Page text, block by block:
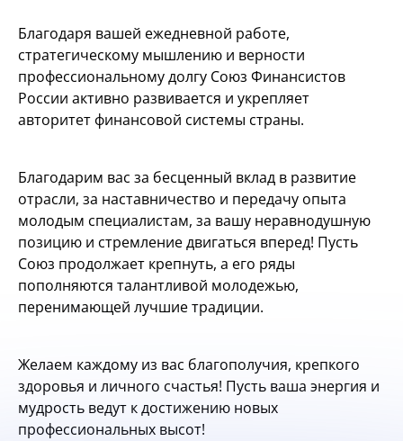
Благодаря вашей ежедневной работе,
стратегическому мышлению и верности
профессиональному долгу Союз Финансистов
России активно развивается и укрепляет
авторитет финансовой системы страны.
Благодарим вас за бесценный вклад в развитие
отрасли, за наставничество и передачу опыта
молодым специалистам, за вашу неравнодушную
позицию и стремление двигаться вперед! Пусть
Союз продолжает крепнуть, а его ряды
пополняются талантливой молодежью,
перенимающей лучшие традиции.
Желаем каждому из вас благополучия, крепкого
здоровья и личного счастья! Пусть ваша энергия и
мудрость ведут к достижению новых
профессиональных высот!